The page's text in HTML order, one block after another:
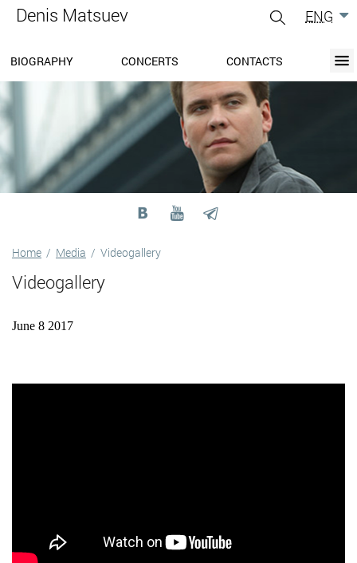
Denis Matsuev ENG
BIOGRAPHY CONCERTS
CONTACTS
BIOGRAPHY
CONCERTS
BLOG
DISCOGRAPHY
PRESS-CENTER
Home / Media / Videogallery
Videogallery
June 8 2017